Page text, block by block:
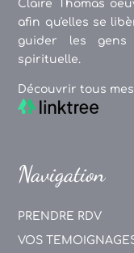
Claire Thomas
afin qu'elles se
guider les gens
spirituelle.
Découvrir tous
Navigation
PRENDRE RDV
VOS